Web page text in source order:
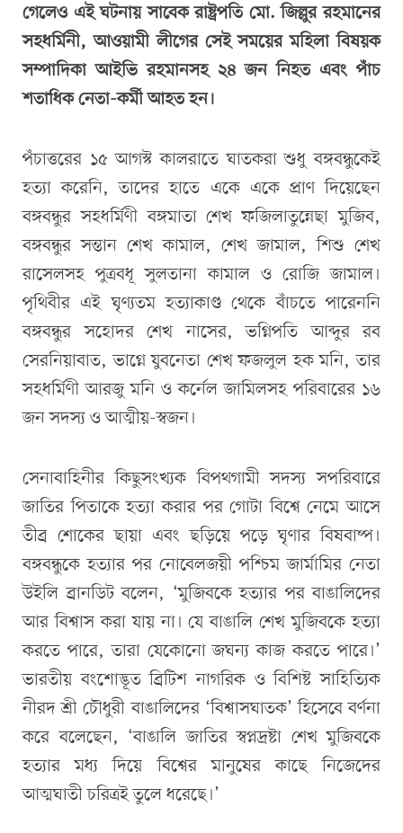
গেলেও এই ঘটনায় সাবেক রাষ্ট্রপতি মো. জিল্লুর রহমানের
সহধর্মিনী, আওয়ামী লীগের সেই সময়ের মহিলা বিষয়ক
সম্পাদিকা আইভি রহমানসহ ২৪ জন নিহত এবং পাঁচ
শতাধিক নেতা-কর্মী আহত হন।
পঁচাত্তরের ১৫ আগস্ট কালরাতে ঘাতকরা শুধু বঙ্গবন্ধুকেই
হত্যা করেনি, তাদের হাতে একে একে প্রাণ দিয়েছেন
বঙ্গবন্ধুর সহধর্মিণী বঙ্গমাতা শেখ ফজিলাতুন্নেছা মুজিব,
বঙ্গবন্ধুর সন্তান শেখ কামাল, শেখ জামাল, শিশু শেখ
রাসেলসহ পুত্রবধূ সুলতানা কামাল ও রোজি জামাল।
পৃথিবীর এই ঘৃণ্যতম হত্যাকাণ্ড থেকে বাঁচতে পারেননি
বঙ্গবন্ধুর সহোদর শেখ নাসের, ভগ্নিপতি আব্দুর রব
সেরনিয়াবাত, ভাগ্নে যুবনেতা শেখ ফজলুল হক মনি, তার
সহধর্মিণী আরজু মনি ও কর্নেল জামিলসহ পরিবারের ১৬
জন সদস্য ও আত্মীয়-স্বজন।
সেনাবাহিনীর কিছুসংখ্যক বিপথগামী সদস্য সপরিবারে
জাতির পিতাকে হত্যা করার পর গোটা বিশ্বে নেমে আসে
তীব্র শোকের ছায়া এবং ছড়িয়ে পড়ে ঘৃণার বিষবাষ্প।
বঙ্গবন্ধুকে হত্যার পর নোবেলজয়ী পশ্চিম জার্মামির নেতা
উইলি ব্রানডিট বলেন, ‘মুজিবকে হত্যার পর বাঙালিদের
আর বিশ্বাস করা যায় না। যে বাঙালি শেখ মুজিবকে হত্যা
করতে পারে, তারা যেকোনো জঘন্য কাজ করতে পারে।’
ভারতীয় বংশোদ্ভূত ব্রিটিশ নাগরিক ও বিশিষ্ট সাহিত্যিক
নীরদ শ্রী চৌধুরী বাঙালিদের ‘বিশ্বাসঘাতক’ হিসেবে বর্ণনা
করে বলেছেন, ‘বাঙালি জাতির স্বপ্নদ্রষ্টা শেখ মুজিবকে
হত্যার মধ্য দিয়ে বিশ্বের মানুষের কাছে নিজেদের
আত্মঘাতী চরিত্রই তুলে ধরেছে।’